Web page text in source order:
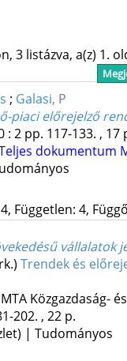
3 listázva, a(z) 1.
; Galasi, P
piaci előrejelző
: 2 pp. 117-133. , 17
dokumentum
Független: 4,
vállalatok
Trendek és
MTA Közgazdaság-
202. , 22 p.
| Tudományos